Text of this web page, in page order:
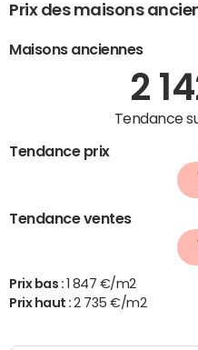
Prix des maisons
Maisons anciennes
2
Tendance
Tendance prix
Tendance ventes
Prix bas : 1 847 €/m2
Prix haut :2 735 €/m2